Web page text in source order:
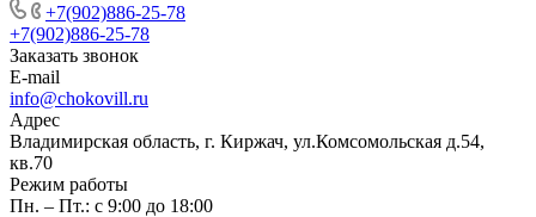
+7(902)886-25-78
+7(902)886-25-78
Заказать звонок
E-mail
info@chokovill.ru
Адрес
Владимирская область, г. Киржач, ул.Комсомольская д.54,
кв.70
Режим работы
Пн. – Пт.: с 9:00 до 18:00